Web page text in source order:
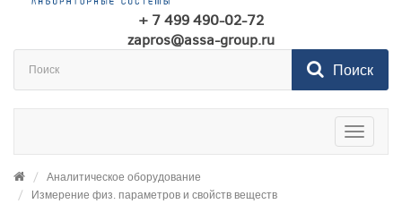
+ 7 499 490-02-72
zapros@assa-group.ru
Поиск
Toggle
Аналитическое оборудование
Измерение физ. параметров и свойств веществ